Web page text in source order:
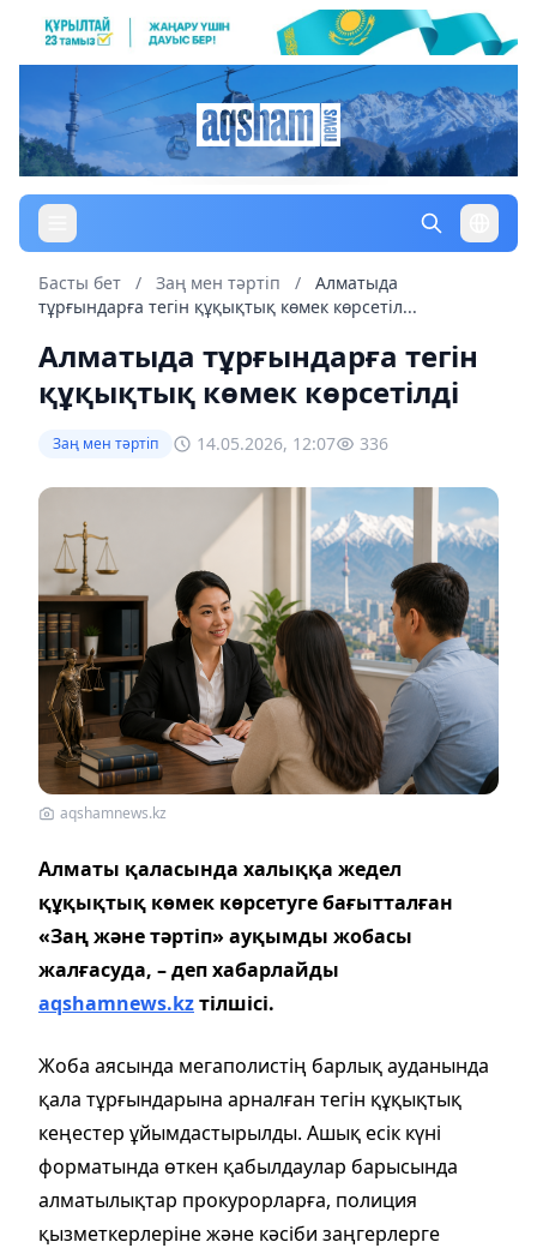
Басты бет / Заң мен тəртіп /
Алматыда
тұрғындарға тегін құқықтық көмек көрсетіл...
Алматыда тұрғындарға тегін
құқықтық көмек көрсетілді
Заң мен тəртіп 14.05.2026, 12:07 336
aqshamnews.kz
Алматы қаласында халыққа жедел
құқықтық көмек көрсетуге бағытталған
«Заң және тәртіп» ауқымды жобасы
жалғасуда, – деп хабарлайды
aqshamnews.kzтілшісі.
Жоба аясында мегаполистің барлық ауданында
қала тұрғындарына арналған тегін құқықтық
кеңестер ұйымдастырылды. Ашық есік күні
форматында өткен қабылдаулар барысында
алматылықтар прокурорларға, полиция
қызметкерлеріне және кәсіби заңгерлерге